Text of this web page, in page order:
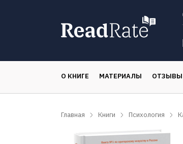
О КНИГЕ МАТЕРИАЛЫ ОТЗЫВЫ
Главная Книги Психология